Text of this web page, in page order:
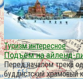
Туризм интересное
Подъем на айленд-
Перед началом трека
буддистский храмовый